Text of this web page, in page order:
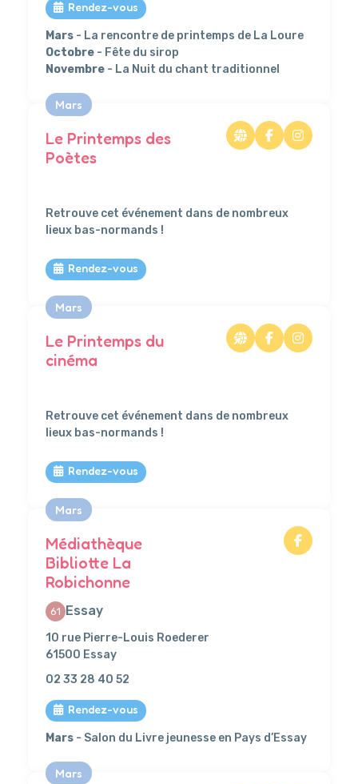
Rendez-vous
Mars - La rencontre de printemps de La Loure
Octobre - Fête du sirop
Novembre - La Nuit du chant traditionnel
Mars
Le Printemps des
Poètes
Retrouve cet événement dans de nombreux
lieux bas-normands !
Rendez-vous
Mars
Le Printemps du
cinéma
Retrouve cet événement dans de nombreux
lieux bas-normands !
Rendez-vous
Mars
Médiathèque
Bibliotte La
Robichonne
61 Essay
10 rue Pierre-Louis Roederer
61500 Essay
02 33 28 40 52
Rendez-vous
Mars - Salon du Livre jeunesse en Pays d’Essay
Mars